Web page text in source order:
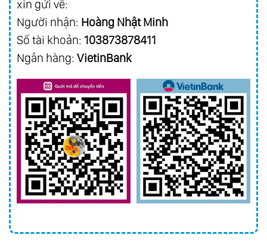
xin gửi về:
Người nhận: Hoàng Nhật Minh
Số tài khoản: 103873878411
Ngân hàng: VietinBank